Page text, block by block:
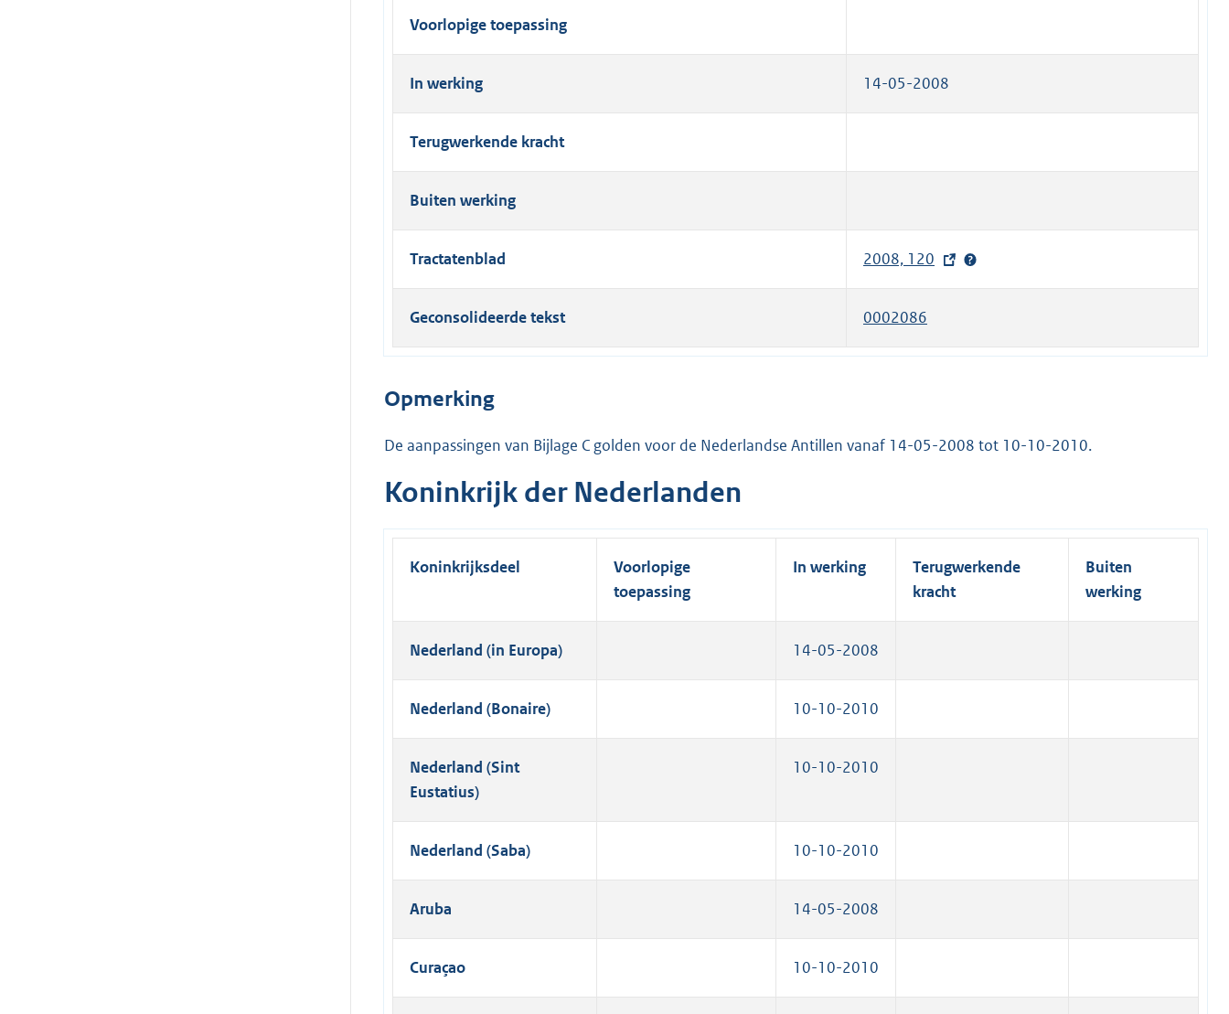
Voorlopige toepassing
In werking 14-05-2008
Terugwerkende kracht
Buiten werking
Tractatenblad 2008, 120
e
e
k
Geconsolideerde tekst 0002086
Opmerking
De aanpassingen van Bijlage C golden voor de Nederlandse Antillen vanaf 14-05-2008 tot 10-10-2010.
Koninkrijk der Nederlanden
Koninkrijksdeel
Voorlopige
toepassing
In werking
Terugwerkende
kracht
Buiten
werking
Nederland (in Europa) 14-05-2008
Nederland (Bonaire) 10-10-2010
Nederland (Sint
Eustatius)
10-10-2010
Nederland (Saba) 10-10-2010
Aruba 14-05-2008
Curaçao 10-10-2010